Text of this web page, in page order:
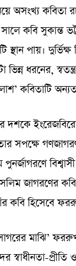
অসংখ্য কবিতা
কবি সুকান্ত
স্থান পায়।
ভিন্ন ধরনের,
কবিতাটি
দশকে
সপক্ষে
জাগরণের
কবি হিসেবে
মাঝি’
স্বাধীনতা-প্রীতি